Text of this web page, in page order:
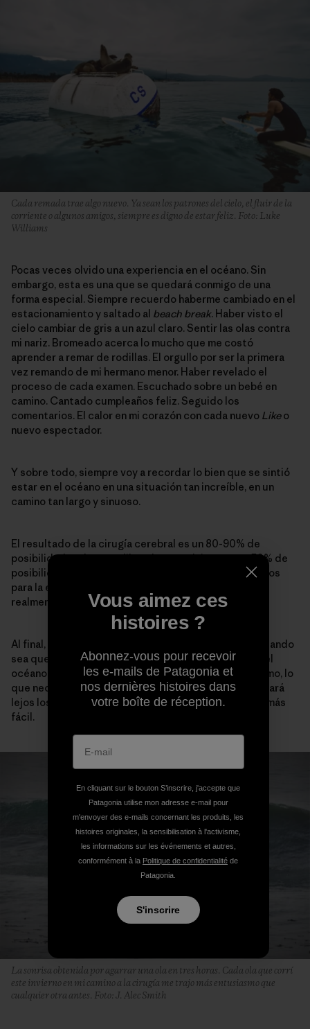
Cada remada trae algo nuevo. Ya sean los patrones del cielo, el fluir de la
corriente o algunos amigos, siempre es digno de estar feliz. Foto: Luke
Williams
Pocas veces olvido una experiencia en el océano. Sin
embargo, esta es una que se quedará conmigo de una
forma especial. Siempre recuerdo haberme cambiado en el
estacionamiento y saltado al beach break. Haber visto el
cielo cambiar de gris a un azul claro. Sentir las olas contra
mi nariz. Bromeado acerca lo mucho que me costó
aprender a remar de rodillas. El orgullo por ser la primera
vez remando de mi hermano menor. Haber revelado el
proceso de cada examen. Escuchado sobre un bebé en
camino. Cantado cumpleaños feliz. Seguido los
comentarios. El calor en mi corazón con cada nuevo Likeo
nuevo espectador.
Y sobre todo, siempre voy a recordar lo bien que se sintió
estar en el océano en una situación tan increíble, en un
camino tan largo y sinuoso.
El resultado de la cirugía cerebral es un 80-90% de
posibilidades de estar libre de convulsiones y un 50% de
posibilidades de nunca tener que tomar medicamentos
para la epilepsia de nuevo. Esas son cosas para estar
realmente feliz.
Al final, no hay nada para estar triste en todo esto. Cuando
sea que sienta que sí lo hay, voy a dar la vuelta hacia el
océano para embarcarme en alguna misión. Ahora mismo, lo
que necesito ya está aquí. No necesariamente se llevará
lejos los miedos o las emociones, pero lo hará mucho más
fácil.
La sonrisa obtenida por agarrar una ola en tres horas. Cada ola que corrí
este invierno en mi camino a la cirugía me trajo más entusiasmo que
cualquier otra antes. Foto: J. Alec Smith
Vous aimez ces
histoires ?
Abonnez-vous pour recevoir
les e-mails de Patagonia et
nos dernières histoires dans
votre boîte de réception.
En cliquant sur le bouton S’inscrire, j'accepte que
Patagonia utilise mon adresse e-mail pour
m'envoyer des e-mails concernant les produits, les
histoires originales, la sensibilisation à l'activisme,
les informations sur les événements et autres,
conformément à la Politique de confidentialité de
Patagonia.
S'inscrire